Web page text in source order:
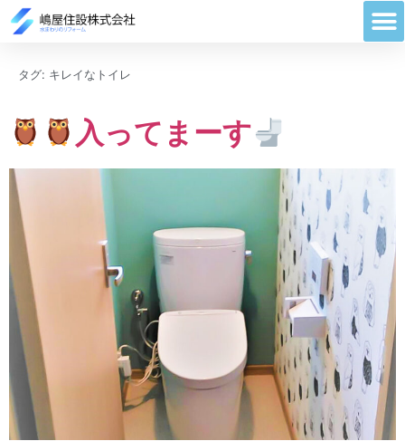
タグ: キレイなトイレ
入ってまーす